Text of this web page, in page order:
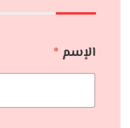
الإسم *